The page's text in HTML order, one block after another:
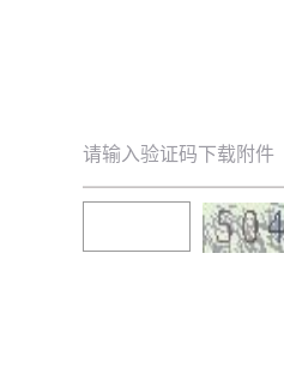
请输入验证码下载附件